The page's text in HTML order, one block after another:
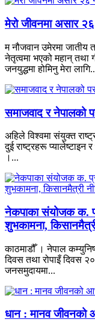
मेरो जीवनमा असार
म नौजवान उमेरमा जातीय
नेतृत्वमा भएको महान् तथा
जनयुद्धमा होमिनु मेरा
समाजवाद र नेपालको
अहिले विश्वमा संयुक्त
दुई राष्ट्रहरू
।...
नेकपाका संयोजक क.
शुभकामना,
काठमाडौँ । नेपाल
दिवस तथा रोपाइँ दिवस
जनसमुदायमा...
धान : मानव जीवनको